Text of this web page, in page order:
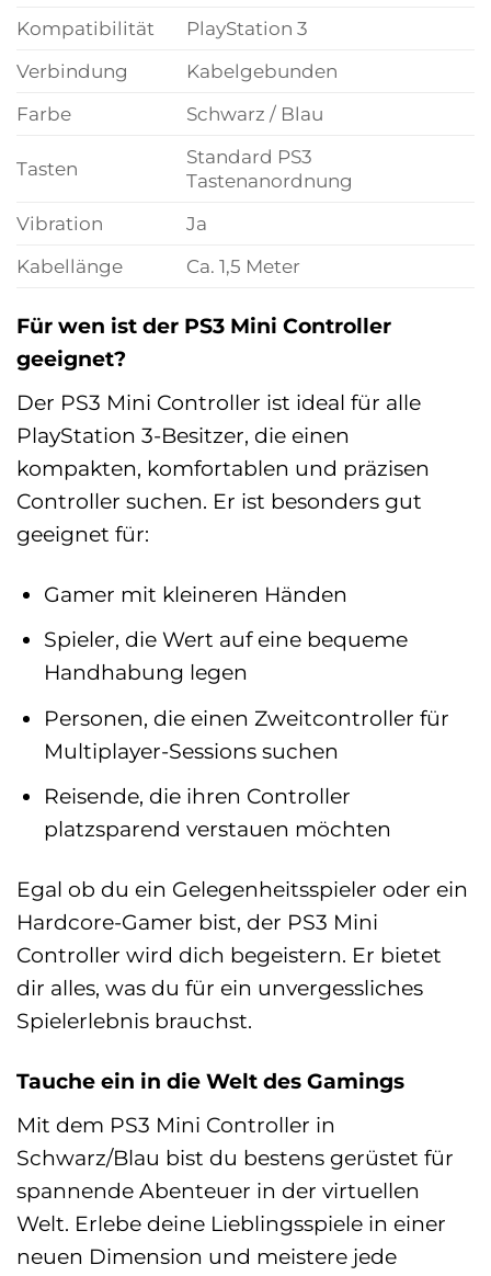
Kompatibilität
PlayStation 3
Verbindung
Kabelgebunden
Farbe
Schwarz / Blau
Tasten
Standard PS3
Tastenanordnung
Vibration
Ja
Kabellänge
Ca. 1,5 Meter
Für wen ist der PS3 Mini Controller
geeignet?
Der PS3 Mini Controller ist ideal für alle
PlayStation 3-Besitzer, die einen
kompakten, komfortablen und präzisen
Controller suchen. Er ist besonders gut
geeignet für:
Gamer mit kleineren Händen
Spieler, die Wert auf eine bequeme
Handhabung legen
Personen, die einen Zweitcontroller für
Multiplayer-Sessions suchen
Reisende, die ihren Controller
platzsparend verstauen möchten
Egal ob du ein Gelegenheitsspieler oder ein
Hardcore-Gamer bist, der PS3 Mini
Controller wird dich begeistern. Er bietet
dir alles, was du für ein unvergessliches
Spielerlebnis brauchst.
Tauche ein in die Welt des Gamings
Mit dem PS3 Mini Controller in
Schwarz/Blau bist du bestens gerüstet für
spannende Abenteuer in der virtuellen
Welt. Erlebe deine Lieblingsspiele in einer
neuen Dimension und meistere jede